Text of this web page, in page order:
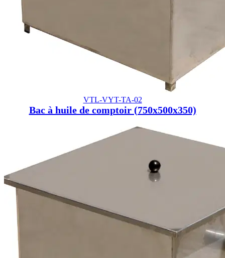
VTL-VYT-TA-02
Bac à huile de comptoir (750x500x350)